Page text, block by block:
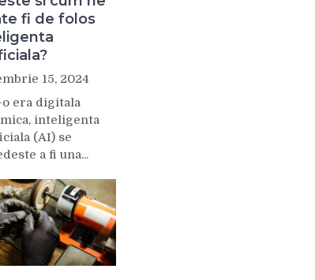
fi de folos
15, 2024
era digitala
inteligenta
(AI) se
a fi una...